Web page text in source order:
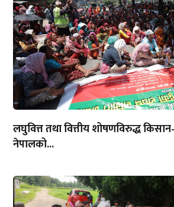
लघुवित्त तथा वित्तीय शोषणविरुद्ध
नेपालको...